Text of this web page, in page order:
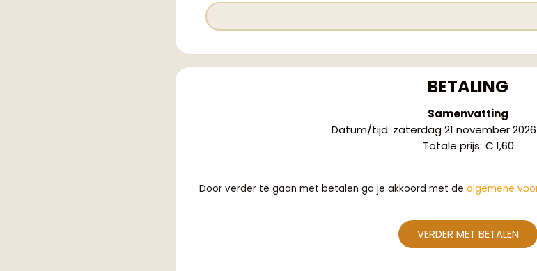
BETALING
Samenvatting
Datum/tijd: zaterdag 21 november
Totale prijs: € 1,60
Door verder te gaan met betalen ga je akkoord met de algemene